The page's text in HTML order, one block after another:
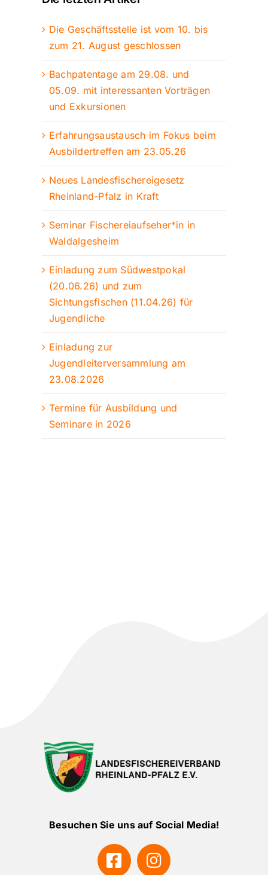
Die Geschäftsstelle ist vom 10. bis
zum 21. August geschlossen
Bachpatentage am 29.08. und
05.09. mit interessanten Vorträgen
und Exkursionen
Erfahrungsaustausch im Fokus beim
Ausbildertreffen am 23.05.26
Neues Landesfischereigesetz
Rheinland-Pfalz in Kraft
Seminar Fischereiaufseher*in in
Waldalgesheim
Einladung zum Südwestpokal
(20.06.26) und zum
Sichtungsfischen (11.04.26) für
Jugendliche
Einladung zur
Jugendleiterversammlung am
23.08.2026
Termine für Ausbildung und
Seminare in 2026
Besuchen Sie uns auf Social Media!